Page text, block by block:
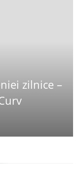
zilnice –